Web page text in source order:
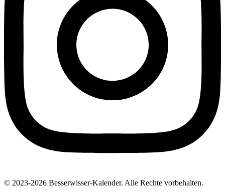
© 2023-2026 Besserwisser-Kalender. Alle Rechte vorbehalten.